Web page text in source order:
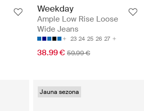
Weekday
Ample Low Rise Loose
Wide Jeans
23 24 25 26 27
38.99 € 59.99 €
Jauna sezona